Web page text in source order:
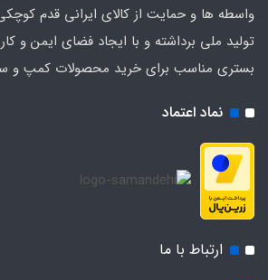
نماد اعتماد
واسطه ها و حمایت از کالای ایرانی قدم
تولید ملی برداشته و با ایجاد فضای ایمن و
بستری مناسب برای خرید محصولات کمپ و
ارتباط با ما